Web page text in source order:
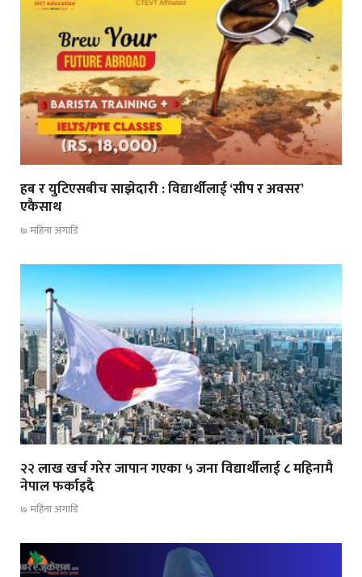
हब र युटिएसबीच साझेदारी : विद्यार्थीलाई ‘सीप र अवसर’
एकैसाथ
७ महिना अगाडि
२२ लाख खर्च गरेर जापान गएका ५ जना विद्यार्थीलाई ८ महिनामै
नेपाल फर्काइदै
७ महिना अगाडि